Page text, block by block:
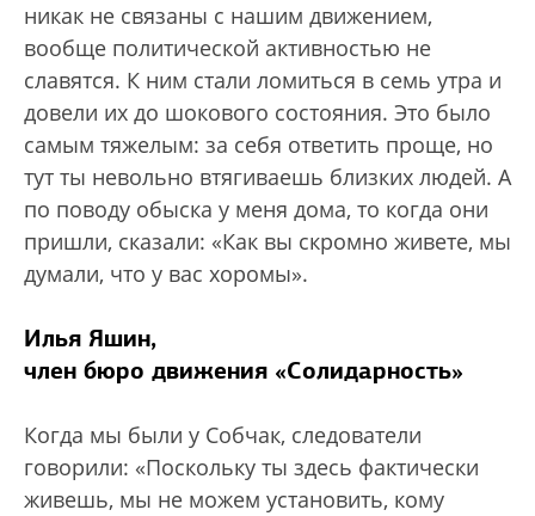
никак не связаны с нашим движением,
вообще политической активностью не
славятся. К ним стали ломиться в семь утра и
довели их до шокового состояния. Это было
самым тяжелым: за себя ответить проще, но
тут ты невольно втягиваешь близких людей. А
по поводу обыска у меня дома, то когда они
пришли, сказали: «Как вы скромно живете, мы
думали, что у вас хоромы».
Илья Яшин,
член бюро движения «Солидарность»
Когда мы были у Собчак, следователи
говорили: «Поскольку ты здесь фактически
живешь, мы не можем установить, кому